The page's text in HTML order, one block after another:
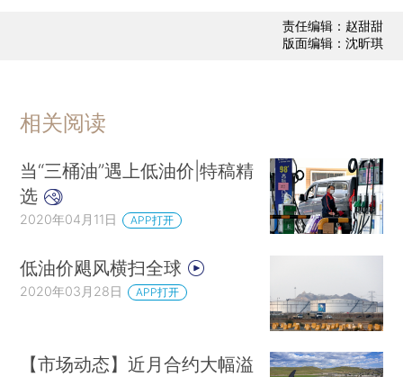
责任编辑：赵甜甜
版面编辑：沈昕琪
相关阅读
当“三桶油”遇上低油价|特稿精
选
2020年04月11日 APP打开
低油价飓风横扫全球
2020年03月28日 APP打开
【市场动态】近月合约大幅溢